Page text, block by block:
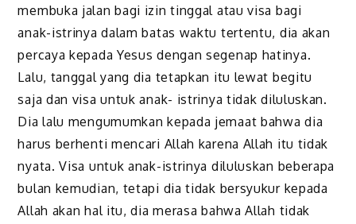
membuka jalan bagi izin tinggal atau visa bagi
anak-istrinya dalam batas waktu tertentu, dia akan
percaya kepada Yesus dengan segenap hatinya.
Lalu, tanggal yang dia tetapkan itu lewat begitu
saja dan visa untuk anak- istrinya tidak diluluskan.
Dia lalu mengumumkan kepada jemaat bahwa dia
harus berhenti mencari Allah karena Allah itu tidak
nyata. Visa untuk anak-istrinya diluluskan beberapa
bulan kemudian, tetapi dia tidak bersyukur kepada
Allah akan hal itu, dia merasa bahwa Allah tidak